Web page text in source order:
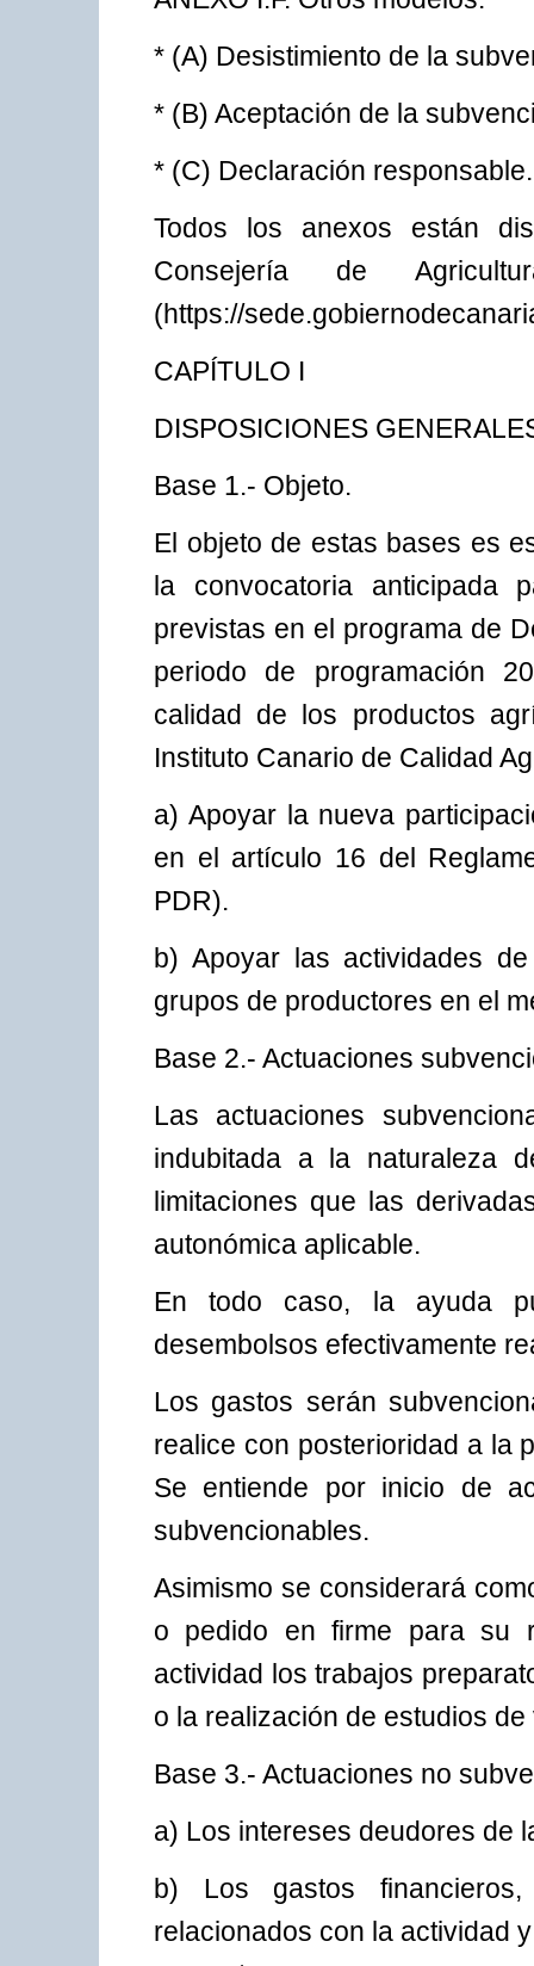
* (A) Desistimiento de la
* (B) Aceptación de la
* (C) Declaración responsable.
Todos los anexos están
Consejería de
(https://
CAPÍTULO I
DISPOSICIONES
Base 1.- Objeto.
El objeto de estas bases es
la convocatoria anticipada
previstas en el programa de
periodo de programación
calidad de los productos
Instituto Canario de Calidad
a) Apoyar la nueva
en el artículo 16 del
PDR).
b) Apoyar las actividades
grupos de productores en el
Base 2.- Actuaciones
Las actuaciones
indubitada a la naturaleza
limitaciones que las
autonómica aplicable.
En todo caso, la ayuda
desembolsos efectivamente
Los gastos serán
realice con posterioridad a la
Se entiende por inicio de
subvencionables.
Asimismo se considerará
o pedido en firme para su
actividad los trabajos
o la realización de estudios de
Base 3.- Actuaciones no
a) Los intereses deudores de
b) Los gastos
relacionados con la actividad